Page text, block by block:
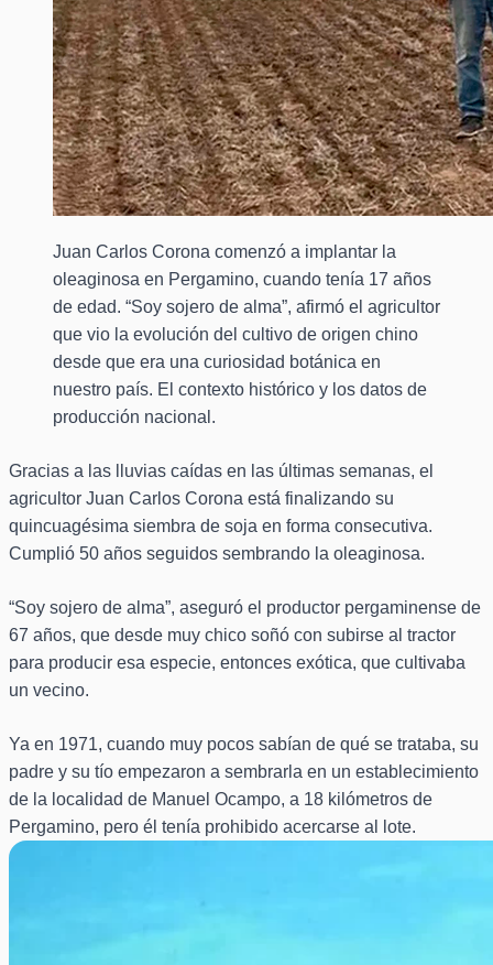
Juan Carlos Corona comenzó a implantar la
oleaginosa en Pergamino, cuando tenía 17 años
de edad. “Soy sojero de alma”, afirmó el agricultor
que vio la evolución del cultivo de origen chino
desde que era una curiosidad botánica en
nuestro país. El contexto histórico y los datos de
producción nacional.
Gracias a las lluvias caídas en las últimas semanas, el
agricultor Juan Carlos Corona está finalizando su
quincuagésima siembra de soja en forma consecutiva.
Cumplió 50 años seguidos sembrando la oleaginosa.
“Soy sojero de alma”, aseguró el productor pergaminense de
67 años, que desde muy chico soñó con subirse al tractor
para producir esa especie, entonces exótica, que cultivaba
un vecino.
Ya en 1971, cuando muy pocos sabían de qué se trataba, su
padre y su tío empezaron a sembrarla en un establecimiento
de la localidad de Manuel Ocampo, a 18 kilómetros de
Pergamino, pero él tenía prohibido acercarse al lote.